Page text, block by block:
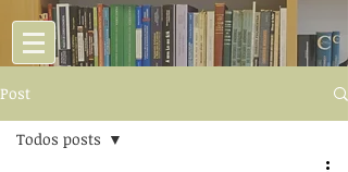
Post
Todos posts